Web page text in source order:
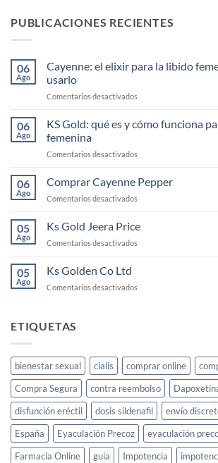
PUBLICACIONES RECIENTES
06
Ago
Cayenne: el elixir para la libido
usarlo
Comentarios desactivados
el
elixir
la
femenina
cómo
06
Ago
KS Gold: qué es y cómo funciona
femenina
Comentarios desactivados
Gold:
qué
es
cómo
06
Ago
Comprar Cayenne Pepper
Comentarios desactivados
Pepper
05
Ago
Ks Gold Jeera Price
Comentarios desactivados
Price
05
Ago
Ks Golden Co Ltd
Comentarios desactivados
ETIQUETAS
bienestar sexual cialis comprar online
Compra Segura
contra reembolso
disfunción eréctil
dosis sildenafil envío
España
Eyaculación Precoz
eyaculación
Farmacia Online
guia Impotencia